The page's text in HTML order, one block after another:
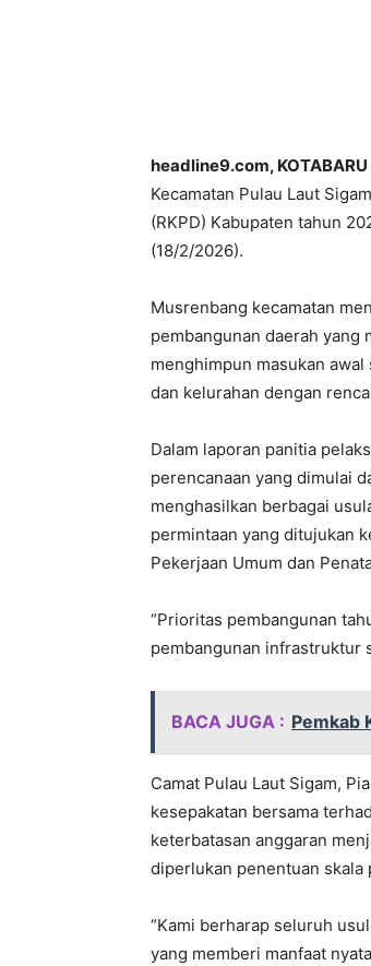
headline9.com, KOTABARU
Kecamatan Pulau Laut
(RKPD) Kabupaten tahun
(18/2/2026).
Musrenbang kecamatan
pembangunan daerah yang
menghimpun masukan
dan kelurahan dengan
Dalam laporan panitia
perencanaan yang dimulai
menghasilkan berbagai
permintaan yang ditujukan
Pekerjaan Umum dan
“Prioritas pembangunan
pembangunan infrastruktur
BACA JUGA : Pemkab
Camat Pulau Laut Sigam,
kesepakatan bersama
keterbatasan anggaran
diperlukan penentuan skala
“Kami berharap seluruh
yang memberi manfaat